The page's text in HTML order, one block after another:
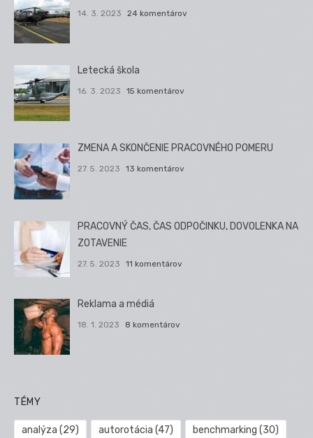
14. 3. 2023 24 komentárov
Letecká škola
16. 3. 2023 15 komentárov
ZMENA A SKONČENIE PRACOVNÉHO POMERU
27. 5. 2023 13 komentárov
PRACOVNÝ ČAS, ČAS ODPOČINKU, DOVOLENKA NA
ZOTAVENIE
27. 5. 2023 11 komentárov
Reklama a médiá
18. 1. 2023 8 komentárov
TÉMY
analýza (29) autorotácia (47) benchmarking (30)